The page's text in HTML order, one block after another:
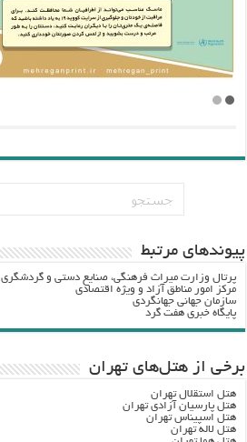
پيوندهاي مرتبط
پرتال وزارت ميراث فرهنگي، صنایع دستی و گردشگري
مرکز امور مناطق آزاد و ویژه اقتصادی
سازمان جهانی جهانگردی
پایگاه خبری هفت گرد
برخی از هتل‌های تهران
هتل استقلال تهران
هتل پارسیان آزادی تهران
هتل اسپیناس تهران
هتل لاله تهران